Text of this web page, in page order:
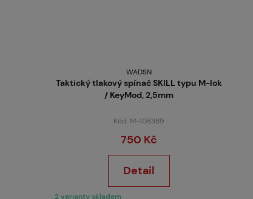
WADSN
Taktický tlakový spínač SKILL typu M-lok
/ KeyMod, 2,5mm
Kód: M-108389
750 Kč
Detail
2 varianty skladem